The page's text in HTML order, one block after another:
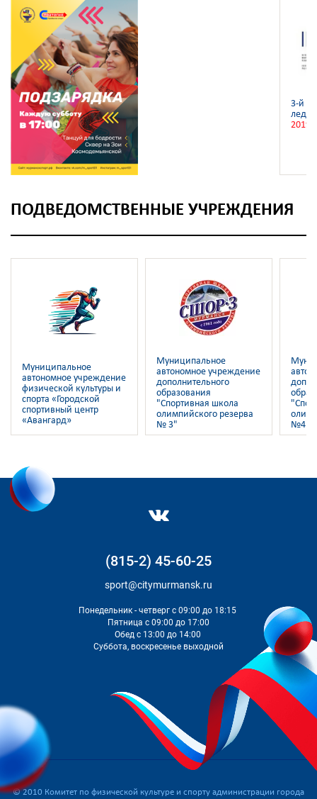
3-й
2019
ПОДВЕДОМСТВЕННЫЕ УЧРЕЖДЕНИЯ
Муниципальное
автономное учреждение
физической культуры и
спорта «Городской
спортивный центр
«Авангард»
Муниципальное
автономное учреждение
дополнительного
образования
"Спортивная школа
олимпийского резерва
№ 3"
№4"
(815-2) 45-60-25
sport@citymurmansk.ru
Понедельник - четверг с 09:00 до 18:15
Пятница с 09:00 до 17:00
Обед с 13:00 до 14:00
Суббота, воскресенье выходной
© 2010 Комитет по физической культуре и спорту администрации города